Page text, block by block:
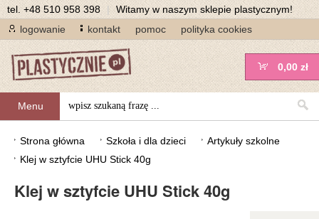
tel.+48 510 958 398 | Witamy w naszym sklepie plastycznym!
logowanie
kontakt pomoc polityka cookies
Menu
0,00 zł
Strona główna Szkoła i dla dzieci
Artykuły szkolne
Klej w sztyfcie UHU Stick 40g
Klej w sztyfcie UHU Stick 40g